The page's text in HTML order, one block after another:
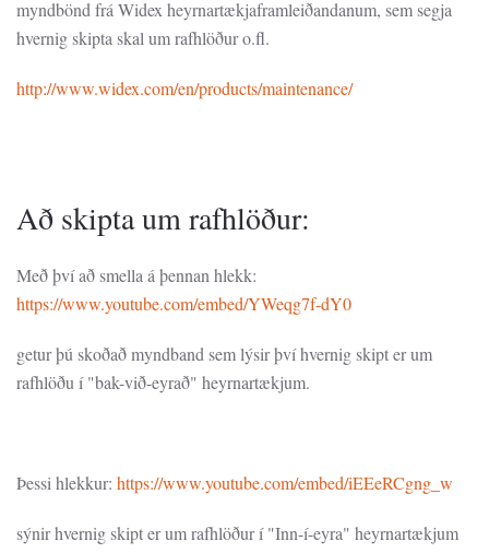
myndbönd frá Widex heyrnartækjaframleiðandanum, sem segja
hvernig skipta skal um rafhlöður o.fl.
http://www.widex.com/en/products/maintenance/
Að skipta um rafhlöður:
Með því að smella á þennan hlekk:
https://www.youtube.com/embed/YWeqg7f-dY0
getur þú skoðað myndband sem lýsir því hvernig skipt er um
rafhlöðu í "bak-við-eyrað" heyrnartækjum.
Þessi hlekkur: https://www.youtube.com/embed/iEEeRCgng_w
sýnir hvernig skipt er um rafhlöður í "Inn-í-eyra" heyrnartækjum